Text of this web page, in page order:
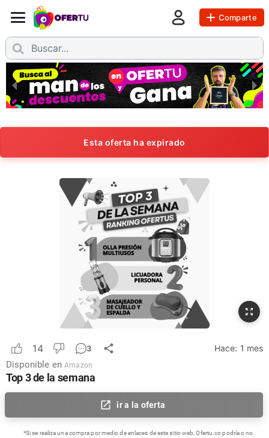
Comparte
Esta oferta ha expirado
14 3 Hace: 1 mes
Disponible en Amazon
Top 3 de la semana
ir a la oferta
*Si se realiza una compra por medio de enlaces de este sitio web, Ofertu.co podría o no